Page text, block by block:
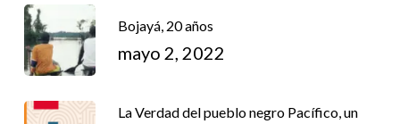
Bojayá, 20 años
mayo 2, 2022
La Verdad del pueblo negro Pacífico, un